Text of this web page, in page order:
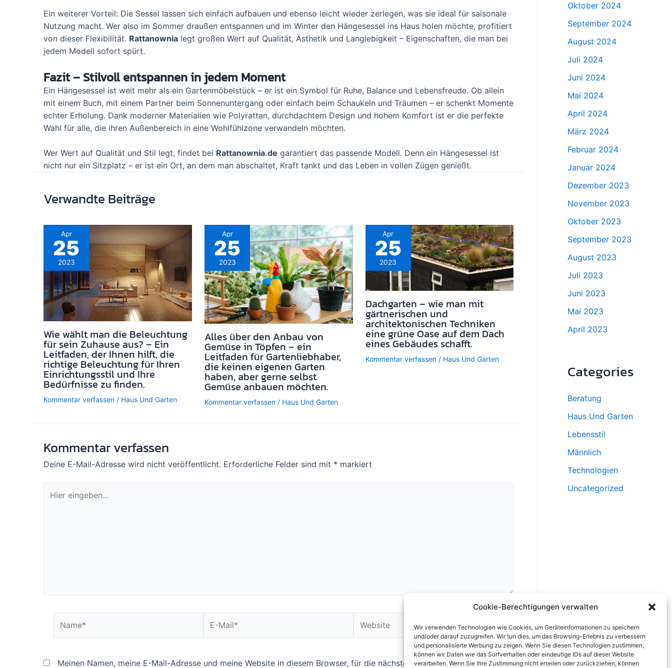
Cookie-Berechtigungen verwalten
Wir verwenden Technologien wie Cookies, um Geräteinformationen zu speichern
und/oder darauf zuzugreifen. Wir tun dies, um das Browsing-Erlebnis zu verbessern
und personalisierte Werbung zu zeigen. Wenn Sie diesen Technologien zustimmen,
können wir Daten wie das Surfverhalten oder eindeutige IDs auf dieser Website
verarbeiten. Wenn Sie Ihre Zustimmung nicht erteilen oder zurückziehen, können
Ein weiterer Vorteil: Die Sessel lassen sich einfach aufbauen und ebenso leicht wieder zerlegen, was sie ideal für saisonale
Nutzung macht. Wer also im Sommer draußen entspannen und im Winter den Hängesessel ins Haus holen möchte, profitiert
von dieser Flexibilität. Rattanownia legt großen Wert auf Qualität, Ästhetik und Langlebigkeit – Eigenschaften, die man bei
jedem Modell sofort spürt.
Fazit – Stilvoll entspannen in jedem Moment
Ein Hängesessel ist weit mehr als ein Gartenmöbelstück – er ist ein Symbol für Ruhe, Balance und Lebensfreude. Ob allein
mit einem Buch, mit einem Partner beim Sonnenuntergang oder einfach beim Schaukeln und Träumen – er schenkt Momente
echter Erholung. Dank moderner Materialien wie Polyrattan, durchdachtem Design und hohem Komfort ist er die perfekte
Wahl für alle, die ihren Außenbereich in eine Wohlfühlzone verwandeln möchten.
Wer Wert auf Qualität und Stil legt, findet bei Rattanownia.de garantiert das passende Modell. Denn ein Hängesessel ist
nicht nur ein Sitzplatz – er ist ein Ort, an dem man abschaltet, Kraft tankt und das Leben in vollen Zügen genießt.
Verwandte Beiträge
Apr
25
2023
Wie wählt man die Beleuchtung
für sein Zuhause aus? – Ein
Leitfaden, der Ihnen hilft, die
richtige Beleuchtung für Ihren
Einrichtungsstil und Ihre
Bedürfnisse zu finden.
Kommentar verfassen / Haus Und Garten
Apr
25
2023
Alles über den Anbau von
Gemüse in Töpfen – ein
Leitfaden für Gartenliebhaber,
die keinen eigenen Garten
haben, aber gerne selbst
Gemüse anbauen möchten.
Kommentar verfassen / Haus Und Garten
Apr
25
2023
Dachgarten – wie man mit
gärtnerischen und
architektonischen Techniken
eine grüne Oase auf dem Dach
eines Gebäudes schafft.
Kommentar verfassen / Haus Und Garten
Kommentar verfassen
Deine E-Mail-Adresse wird nicht veröffentlicht. Erforderliche Felder sind mit * markiert
eingeben…
Mail*
Meinen Namen, meine E-Mail-Adresse und meine Website in diesem Browser, für die nächste Kommentierung, speichern.
Oktober 2024
September 2024
August 2024
Juli 2024
Juni 2024
Mai 2024
April 2024
März 2024
Februar 2024
Januar 2024
Dezember 2023
November 2023
Oktober 2023
September 2023
August 2023
Juli 2023
Juni 2023
Mai 2023
April 2023
Categories
Beratung
Haus Und Garten
Lebensstil
Männlich
Technologien
Uncategorized